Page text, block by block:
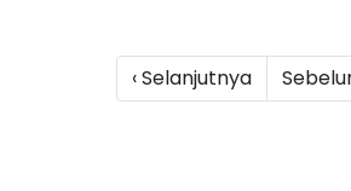
‹ Selanjutnya